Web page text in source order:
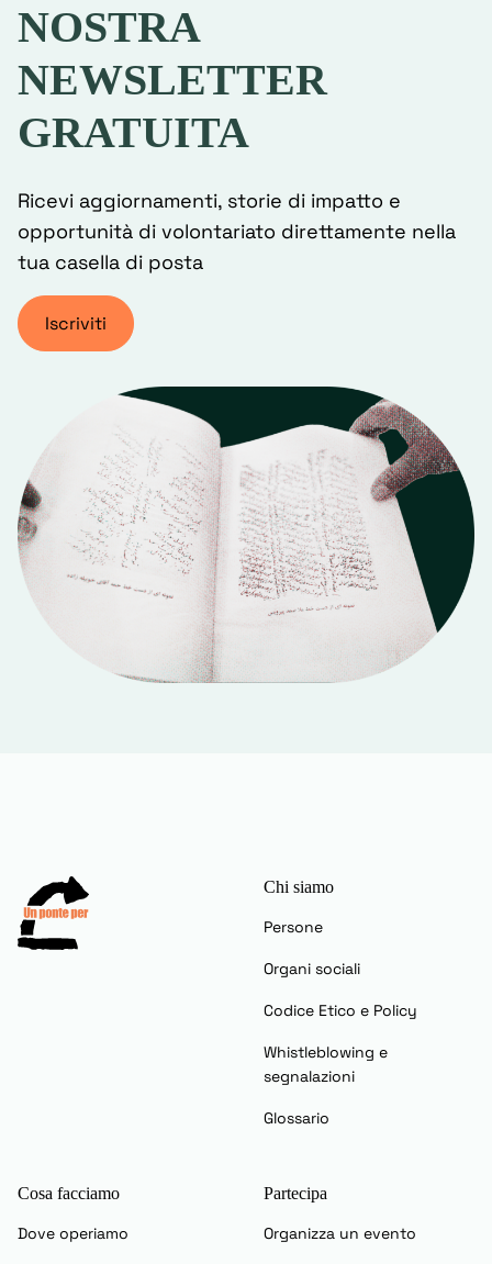
NOSTRA
NEWSLETTER
GRATUITA
Ricevi aggiornamenti, storie di impatto e
opportunità di volontariato direttamente nella
tua casella di posta
Iscriviti
Chi siamo
Persone
Organi sociali
Codice Etico e Policy
Whistleblowing e
segnalazioni
Glossario
Cosa facciamo
Dove operiamo
Partecipa
Organizza un evento